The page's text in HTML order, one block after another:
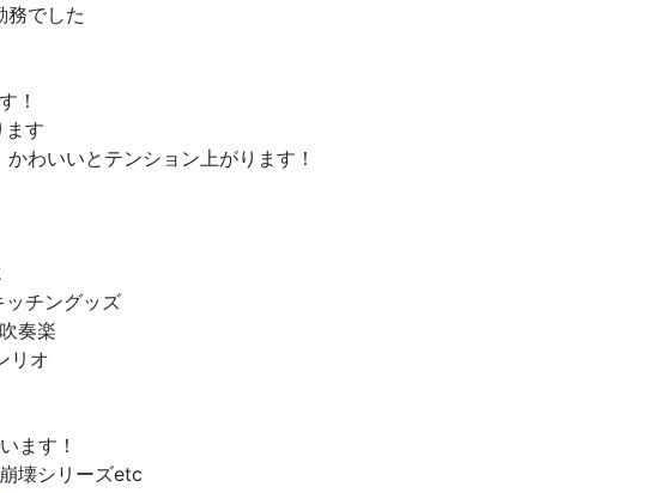
でした
！
ます
わいいとテンション上がります！
チングッズ
奏楽
リオ
ます！
壊シリーズetc